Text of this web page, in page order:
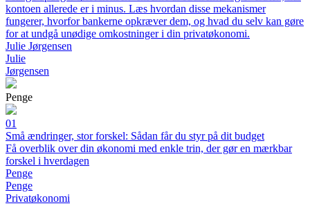
kontoen allerede er i minus. Læs hvordan disse mekanismer
fungerer, hvorfor bankerne opkræver dem, og hvad du selv kan gøre
for at undgå unødige omkostninger i din privatøkonomi.
Julie Jørgensen
Julie
Jørgensen
Penge
01
Små ændringer, stor forskel: Sådan får du styr på dit budget
Få overblik over din økonomi med enkle trin, der gør en mærkbar
forskel i hverdagen
Penge
Penge
Privatøkonomi